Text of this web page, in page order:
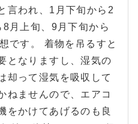
言われ、1月下旬から2
月上旬、9月下旬から
です。 着物を吊るすと
となりますし、湿気の
却って湿気を吸収して
ねませんので、エアコ
をかけてあげるのも良